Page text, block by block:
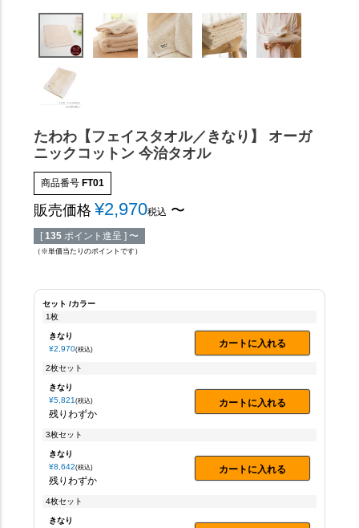
たわわ【フェイスタオル／きなり】 オーガ
ニックコットン 今治タオル
商品番号 FT01
販売価格 ¥2,970税込 〜
[ 135 ポイント進呈 ] 〜
（※単価当たりのポイントです）
セット
カラー
1枚
きなり
¥2,970 税込
カートに入れる
2枚セット
きなり
¥5,821 税込
残りわずか
カートに入れる
3枚セット
きなり
¥8,642 税込
残りわずか
カートに入れる
4枚セット
きなり